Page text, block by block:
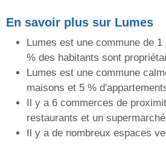
En savoir plus sur Lumes
Lumes est une commune de
% des habitants sont
Lumes est une commune
maisons et 5 %
Il y a 6 commerces de
restaurants et un
Il y a de nombreux espaces